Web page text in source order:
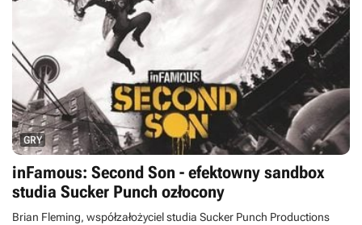
GRY
inFamous: Second Son - efektowny sandbox
studia Sucker Punch ozłocony
Brian Fleming, współzałożyciel studia Sucker Punch Productions